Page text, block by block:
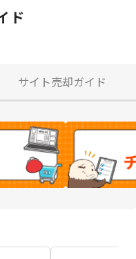
ド
サイト売却ガイド